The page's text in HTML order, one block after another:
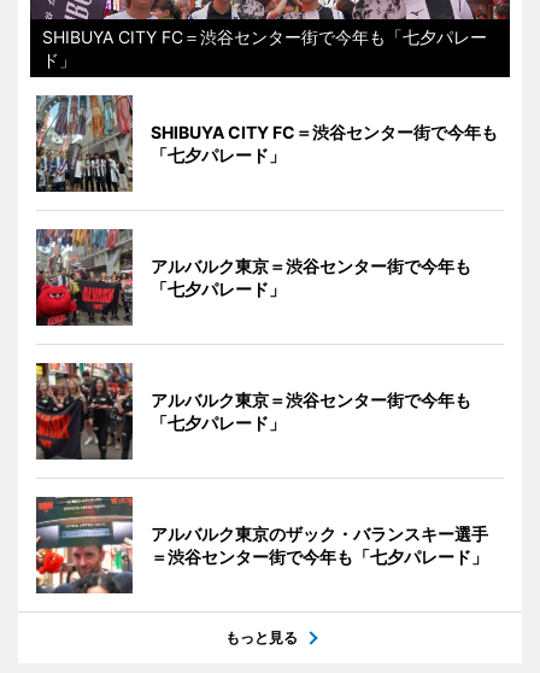
SHIBUYA CITY FC＝渋谷センター街で今年も「七夕パレー
ド」
SHIBUYA CITY FC＝渋谷センター街で今年も
「七夕パレード」
アルバルク東京＝渋谷センター街で今年も
「七夕パレード」
アルバルク東京＝渋谷センター街で今年も
「七夕パレード」
アルバルク東京のザック・バランスキー選手
＝渋谷センター街で今年も「七夕パレード」
もっと見る